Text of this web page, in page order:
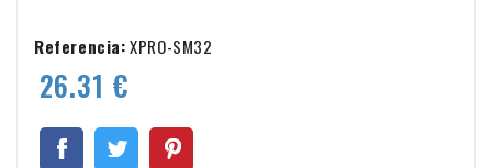
Referencia:XPRO-SM32
26.31 €